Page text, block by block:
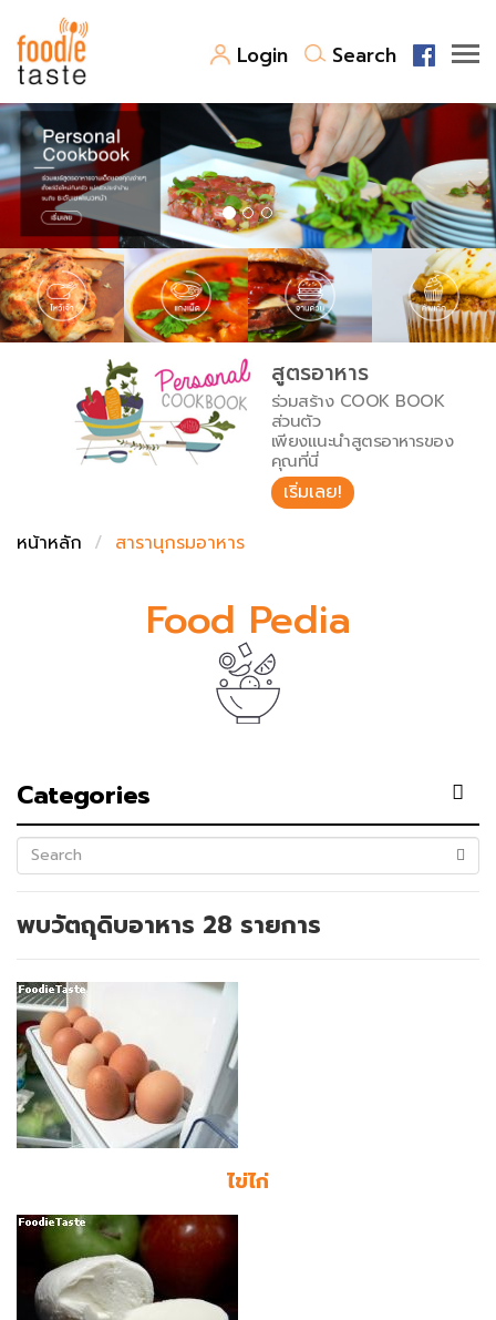
Login Search
สูตรอาหาร
สูตรอาหารล่าสุด
Top Foodie
พาไปชิม
สารพันก้นครัว
เคล็ดลับน่ารู้
เปรียบเทียบหน่วยการตวง
เปรียบเทียบอุณหภูมิ
เปรียบเทียบน้ำหนักวัตถุดิบ
FoodPedia
สร้าง Cookbook
สูตรอาหาร
ร่วมสร้าง COOK BOOK
ส่วนตัว
เพียงแนะนำสูตรอาหารของ
คุณที่นี่
เริ่มเลย!
หน้าหลัก
สารานุกรมอาหาร
Food Pedia
Categories
พบวัตถุดิบอาหาร 28 รายการ
ไข่ไก่